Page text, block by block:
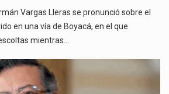
Vargas Lleras se pronunció sobre el
en una vía de Boyacá, en el que
mientras…